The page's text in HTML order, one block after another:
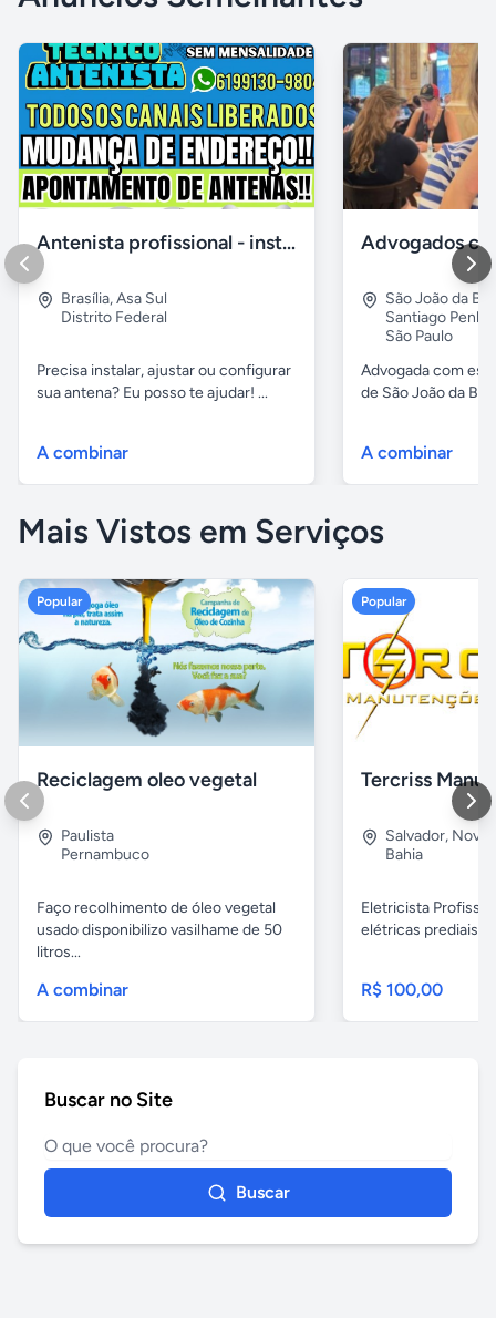
Antenista profissional - instalador de antena digital no df
Brasília,Asa Sul
Distrito Federal
Precisa instalar, ajustar ou configurar
sua antena? Eu posso te ajudar! ...
A combinar
São João da
Santiago Penha
São Paulo
Advogada com
de São João da
A combinar
Mais Vistos em Serviços
Popular
Reciclagem oleo vegetal
Paulista
Pernambuco
Faço recolhimento de óleo vegetal
usado disponibilizo vasilhame de 50
litros...
A combinar
Popular
Salvador, Nova
Bahia
Eletricista
elétricas prediais e
R$ 100,00
Buscar no Site
Buscar